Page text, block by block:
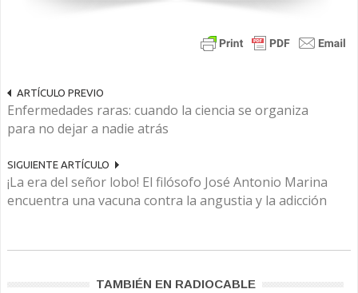
ARTÍCULO PREVIO
Enfermedades raras: cuando la ciencia se organiza
para no dejar a nadie atrás
SIGUIENTE ARTÍCULO
¡La era del señor lobo! El filósofo José Antonio Marina
encuentra una vacuna contra la angustia y la adicción
TAMBIÉN EN RADIOCABLE